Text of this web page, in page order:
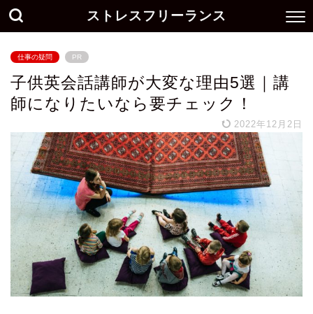
ストレスフリーランス
仕事の疑問 PR
子供英会話講師が大変な理由5選｜講
師になりたいなら要チェック！
2022年12月2日